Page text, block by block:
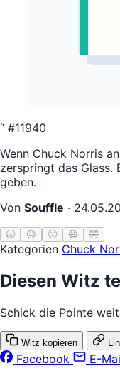
“ #11940
Wenn Chuck Norris
zerspringt das Glass.
geben.
Von Souffle ·
🥱 😐 🙂 😄 🤣
Kategorien Chuck
Diesen Witz
Schick die Pointe
Witz kopieren
Facebook
E-